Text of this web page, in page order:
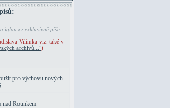
iglau.cz exklusivně píše
Vilímka viz. také v
archivů...")
pro výchovu nových
Rounkem